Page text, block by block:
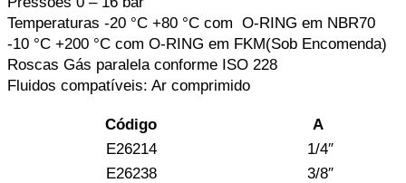
Temperaturas -20 °C +80 °C com O-RING em NBR70
-10 °C +200 °C com O-RING em FKM(Sob Encomenda)
Roscas Gás paralela conforme ISO 228
Fluidos compatíveis: Ar comprimido
Código
A
E26214
1/4″
E26238
3/8″